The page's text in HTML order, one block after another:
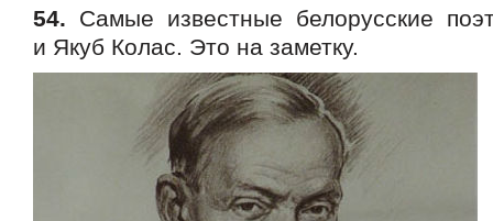
54. Самые известные белорусские
и Якуб Колас. Это на заметку.